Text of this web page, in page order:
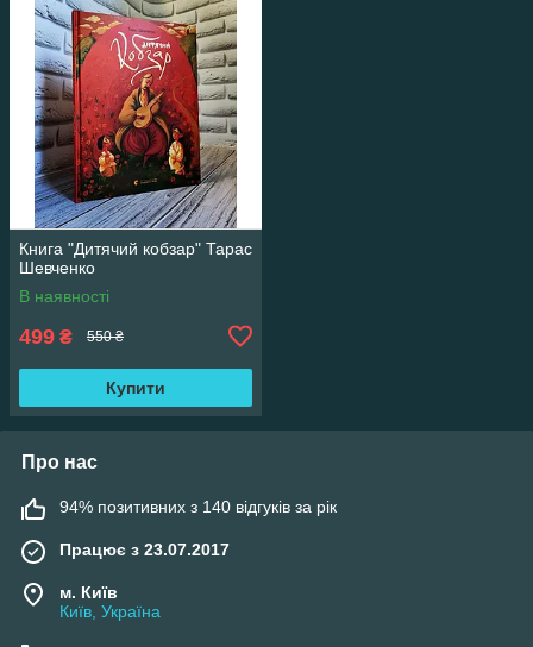
Книга "Дитячий кобзар" Тарас
Шевченко
В наявності
499 ₴ 550 ₴
Купити
Про нас
94% позитивних з 140 відгуків за рік
Працює з 23.07.2017
м. Київ
Київ, Україна